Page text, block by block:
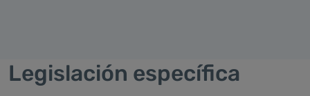
Legislación específica